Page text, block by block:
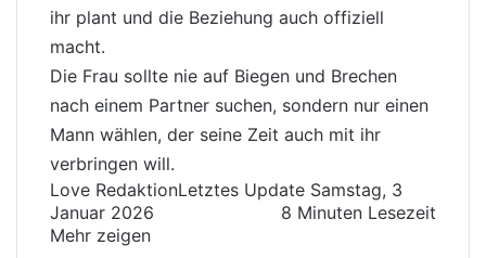
ihr plant und die Beziehung auch offiziell
macht.
Die Frau sollte nie auf Biegen und Brechen
nach einem Partner suchen, sondern nur einen
Mann wählen, der seine Zeit auch mit ihr
verbringen will.
Love RedaktionLetztes Update Samstag, 3
Januar 2026
8 Minuten Lesezeit
Mehr zeigen